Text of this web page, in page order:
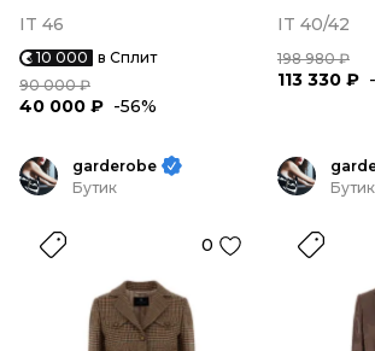
IT 46
10 000 в Сплит
90 000 ₽
40 000 ₽ -56%
IT 40/42
198 980 ₽
113 330 ₽
garderobe
Бутик
0
Бутик